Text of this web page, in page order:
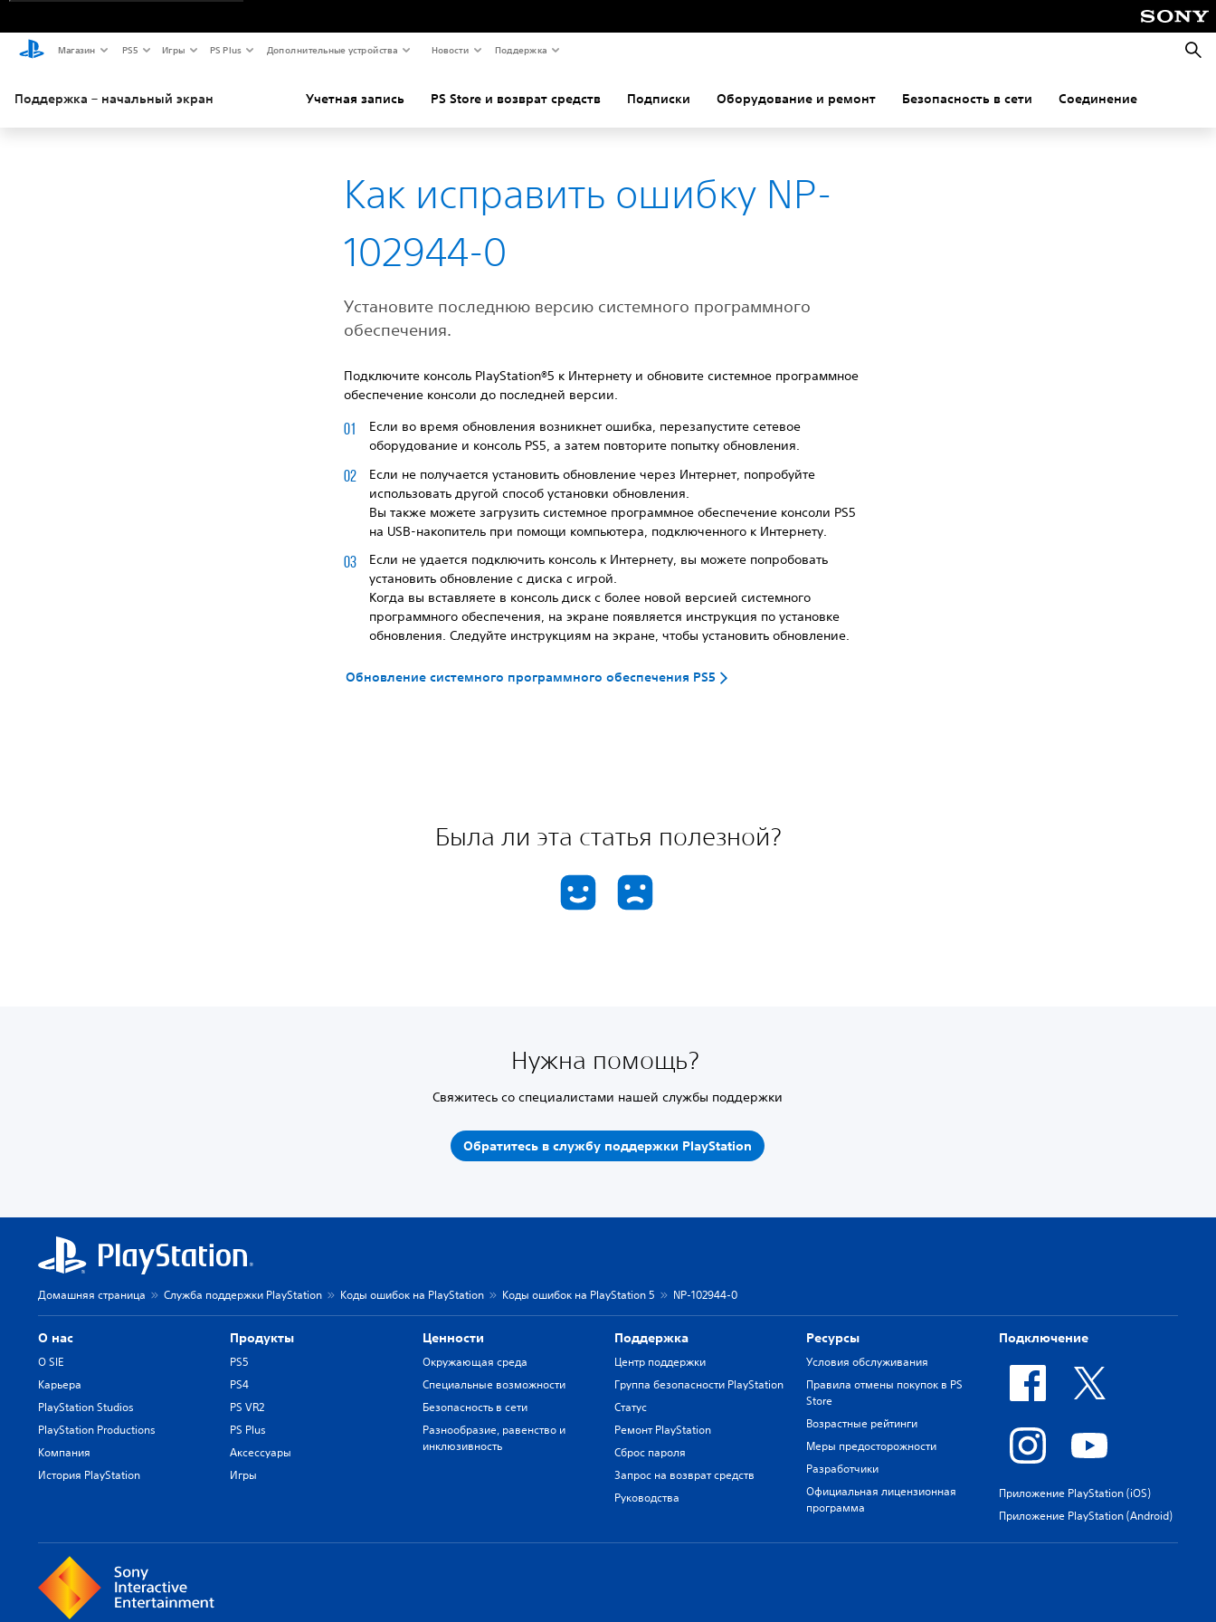
Магазин PS5 Игры PS Plus Дополнительные устройства Новости Поддержка
Поиск
Поддержка – начальный экран Учетная запись PS Store и возврат средств Подписки Оборудование и ремонт Безопасность в сети Соединение
Как исправить ошибку NP-
102944-0
Установите последнюю версию системного программного
обеспечения.
Подключите консоль PlayStation®5 к Интернету и обновите системное программное
обеспечение консоли до последней версии.
Если во время обновления возникнет ошибка, перезапустите сетевое
оборудование и консоль PS5, а затем повторите попытку обновления.
Если не получается установить обновление через Интернет, попробуйте
использовать другой способ установки обновления.
Вы также можете загрузить системное программное обеспечение консоли PS5
на USB-накопитель при помощи компьютера, подключенного к Интернету.
Если не удается подключить консоль к Интернету, вы можете попробовать
установить обновление с диска с игрой.
Когда вы вставляете в консоль диск с более новой версией системного
программного обеспечения, на экране появляется инструкция по установке
обновления. Следуйте инструкциям на экране, чтобы установить обновление.
Обновление системного программного обеспечения PS5
Была ли эта статья полезной?
Нужна помощь?
Свяжитесь со специалистами нашей службы поддержки
Обратитесь в службу поддержки PlayStation
Домашняя страница Служба поддержки PlayStation Коды ошибок на PlayStation Коды ошибок на PlayStation 5 NP-102944-0
О нас
О SIE
Карьера
PlayStation Studios
PlayStation Productions
Компания
История PlayStation
Продукты
PS5
PS4
PS VR2
PS Plus
Аксессуары
Игры
Ценности
Окружающая среда
Специальные возможности
Безопасность в сети
Разнообразие, равенство и
инклюзивность
Поддержка
Центр поддержки
Группа безопасности PlayStation
Статус
Ремонт PlayStation
Сброс пароля
Запрос на возврат средств
Руководства
Ресурсы
Условия обслуживания
Правила отмены покупок в PS
Store
Возрастные рейтинги
Меры предосторожности
Разработчики
Официальная лицензионная
программа
Подключение
Приложение PlayStation (iOS)
Приложение PlayStation (Android)